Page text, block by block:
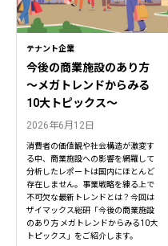
テナント企業
今後の商業施設のあり方
〜メガトレンドからみる
10大トピックス〜
2026年6月12日
消費者の価値観や社会構造が激変す
る中、商業施設への影響を網羅して
分析したレポートは国内にほとんど
存在しません。事業戦略を練る上で
不可欠な最新トレンドとは？今回は
ザイマックス総研「今後の商業施設
のあり方 メガトレンドからみる10大
トピックス」をご紹介します。